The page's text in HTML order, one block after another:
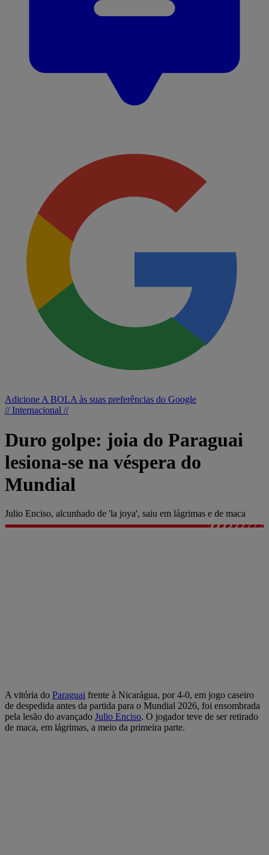
Adicione A BOLA às suas preferências do Google
// Internacional //
Duro golpe: joia do Paraguai
lesiona-se na véspera do
Mundial
Julio Enciso, alcunhado de 'la joya', saiu em lágrimas e de maca
A vitória do Paraguai frente à Nicarágua, por 4-0, em jogo caseiro
de despedida antes da partida para o Mundial 2026, foi ensombrada
pela lesão do avançado Julio Enciso. O jogador teve de ser retirado
de maca, em lágrimas, a meio da primeira parte.